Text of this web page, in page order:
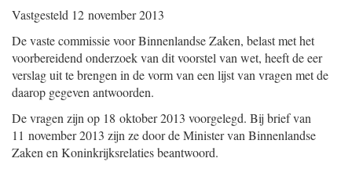
Vastgesteld 12 november 2013
De vaste commissie voor Binnenlandse Zaken, belast met het
voorbereidend onderzoek van dit voorstel van wet, heeft de eer
verslag uit te brengen in de vorm van een lijst van vragen met de
daarop gegeven antwoorden.
De vragen zijn op 18 oktober 2013 voorgelegd. Bij brief van
11 november 2013 zijn ze door de Minister van Binnenlandse
Zaken en Koninkrijksrelaties beantwoord.